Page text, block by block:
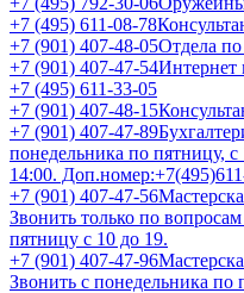
+7 (495) 611-08-78
+7 (901) 407-48-05Отдела
+7 (901) 407-47-54Интернет
+7 (495) 611-33-05
+7 (901) 407-48-15
+7 (901) 407-47-89
понедельника по пятницу,
14:00.
+7 (901) 407-47-56
Звонить только по
пятницу с 10 до 19.
+7 (901) 407-47-96
Звонить с понедельника по